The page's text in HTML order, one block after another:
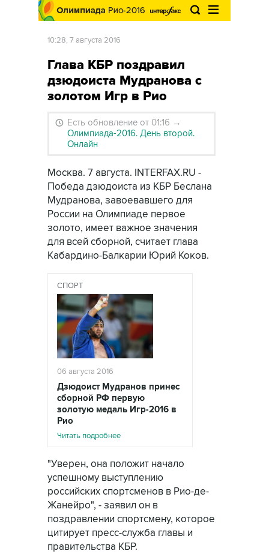
10:28, 7 августа 2016
Глава КБР поздравил
дзюдоиста Мудранова с
золотом Игр в Рио
Есть обновление от 01:16 →
Олимпиада-2016. День второй.
Онлайн
Москва. 7 августа. INTERFAX.RU -
Победа дзюдоиста из КБР Беслана
Мудранова, завоевавшего для
России на Олимпиаде первое
золото, имеет важное значения
для всей сборной, считает глава
Кабардино-Балкарии Юрий Коков.
СПОРТ
06 августа 2016
Дзюдоист Мудранов принес
сборной РФ первую
золотую медаль Игр-2016 в
Рио
Читать подробнее
"Уверен, она положит начало
успешному выступлению
российских спортсменов в Рио-де-
Жанейро", - заявил он в
поздравлении спортсмену, которое
цитирует пресс-служба главы и
правительства КБР.